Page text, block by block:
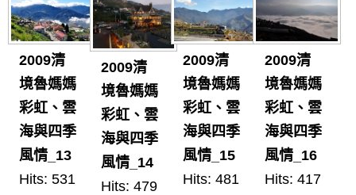
2009清
境魯媽媽
彩虹、雲
海與四季
風情_13
Hits: 531
2009清
境魯媽媽
彩虹、雲
海與四季
風情_14
Hits: 479
2009清
境魯媽媽
彩虹、雲
海與四季
風情_15
Hits: 481
2009清
境魯媽媽
彩虹、雲
海與四季
風情_16
Hits: 417